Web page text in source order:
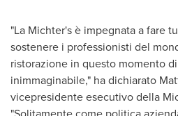
"La Michter's è impegnata a fare
sostenere i professionisti del
ristorazione in questo momento
inimmaginabile," ha dichiarato
vicepresidente esecutivo della